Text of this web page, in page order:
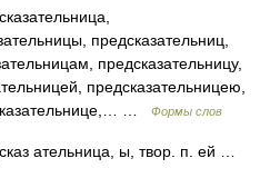
предсказательниц,
предсказательницу,
предсказательницею,
…
Формы слов
ательница, ы, твор. п. ей …